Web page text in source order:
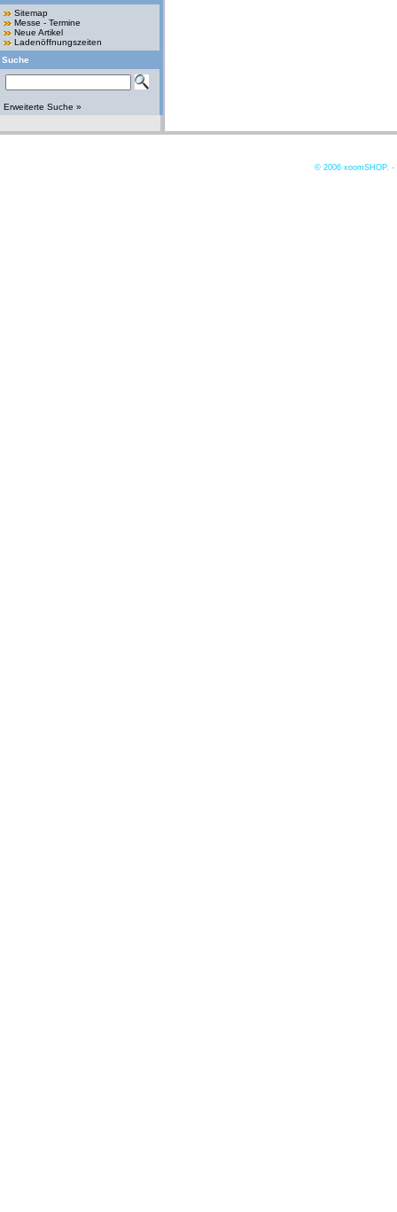
Sitemap
Messe - Termine
Neue Artikel
Ladenöffnungszeiten
Suche
Erweiterte Suche »
© 2006 xoomSHOP. -